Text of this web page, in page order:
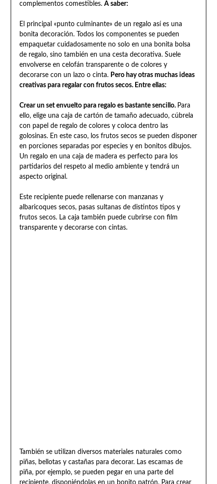
complementos comestibles. A saber:
El principal «punto culminante» de un regalo así es una
bonita decoración. Todos los componentes se pueden
empaquetar cuidadosamente no solo en una bonita bolsa
de regalo, sino también en una cesta decorativa. Suele
envolverse en celofán transparente o de colores y
decorarse con un lazo o cinta. Pero hay otras muchas ideas
creativas para regalar con frutos secos. Entre ellas:
Crear un set envuelto para regalo es bastante sencillo. Para
ello, elige una caja de cartón de tamaño adecuado, cúbrela
con papel de regalo de colores y coloca dentro las
golosinas. En este caso, los frutos secos se pueden disponer
en porciones separadas por especies y en bonitos dibujos.
Un regalo en una caja de madera es perfecto para los
partidarios del respeto al medio ambiente y tendrá un
aspecto original.
Este recipiente puede rellenarse con manzanas y
albaricoques secos, pasas sultanas de distintos tipos y
frutos secos. La caja también puede cubrirse con film
transparente y decorarse con cintas.
También se utilizan diversos materiales naturales como
piñas, bellotas y castañas para decorar. Las escamas de
piña, por ejemplo, se pueden pegar en una parte del
recipiente, disponiéndolas en un bonito patrón. Para crear